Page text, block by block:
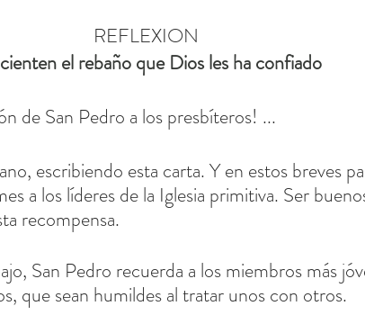
REFLEXION
el rebaño que Dios les ha confiado
de San Pedro a los presbíteros! ...
escribiendo esta carta. Y en estos breves
a los líderes de la Iglesia primitiva. Ser
recompensa.
San Pedro recuerda a los miembros más
que sean humildes al tratar unos con otros.